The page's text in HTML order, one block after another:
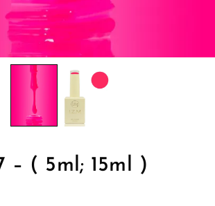
– ( 5ml; 15ml )